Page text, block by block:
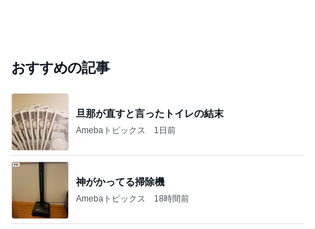
おすすめの記事
旦那が直すと言ったトイレの結末
Amebaトピックス 1日前
神がかってる掃除機
Amebaトピックス 18時間前